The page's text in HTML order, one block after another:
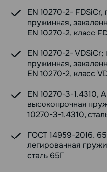
EN 10270-2- FDSiCr,
пружинная,
EN 10270-2, класс
EN 10270-2- VDSiCr;
пружинная,
EN 10270-2, класс
EN 10270-3-1.4310,
высокопрочная
10270-3-1.4310,
ГОСТ 14959-2016,
легированная
сталь 65Г